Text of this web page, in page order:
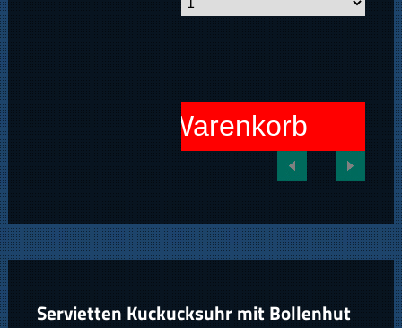
In den Warenkorb
Servietten Kuckucksuhr mit Bollenhut